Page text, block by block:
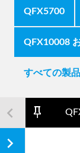
QFX5700
QFX10008
すべての製
navigate_before pin_outline
navigate_next
navigate_next